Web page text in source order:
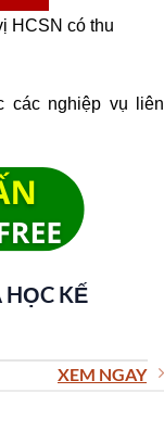
HCSN có thu
các nghiệp vụ liên
HỌC KẾ
XEM NGAY